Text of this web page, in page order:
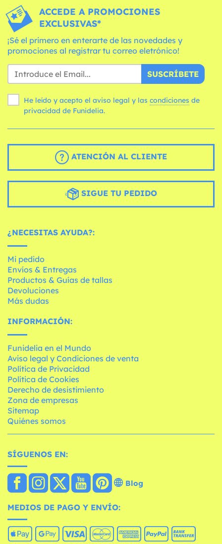
ACCEDE A PROMOCIONES
EXCLUSIVAS*
¡Sé el primero en enterarte de las novedades y
promociones al registrar tu correo eletrónico!
SUSCRÍBETE
He leído y acepto el aviso legal y las condiciones
privacidad de Funidelia.
ATENCIÓN AL CLIENTE
SIGUE TU PEDIDO
¿NECESITAS AYUDA?:
Mi pedido
Envíos & Entregas
Productos & Guías de tallas
Devoluciones
Más dudas
INFORMACIÓN:
Funidelia en el Mundo
Aviso legal y Condiciones de venta
Política de Privacidad
Política de Cookies
Derecho de desistimiento
Zona de empresas
Sitemap
Quiénes somos
SÍGUENOS EN:
Blog
MEDIOS DE PAGO Y ENVÍO: